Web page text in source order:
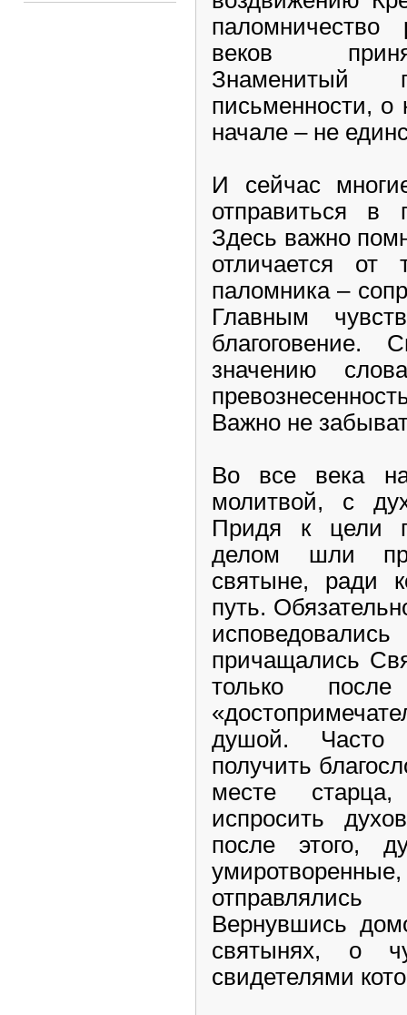
веков
Знаменитый
письменности,
начале – не
И сейчас
отправиться в
Здесь важно
отличается от
паломника –
Главным
значению
Важно не
Во все века
молитвой, с
Придя к цели
делом шли
святыне, ради
путь.
причащались
только
душой. Часто
получить
месте
испросить
после этого,
Вернувшись
святынях, о
свидетелями